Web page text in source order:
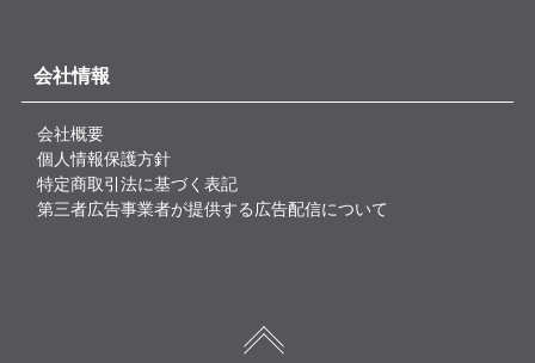
会社情報
会社概要
個人情報保護方針
特定商取引法に基づく表記
第三者広告事業者が提供する広告配信について